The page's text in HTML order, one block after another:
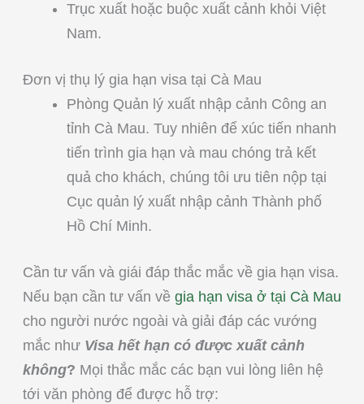
Trục xuất hoặc buộc xuất cảnh khỏi Việt
Nam.
Đơn vị thụ lý gia hạn visa tại Cà Mau
Phòng Quản lý xuất nhập cảnh Công an
tỉnh Cà Mau. Tuy nhiên để xúc tiến nhanh
tiến trình gia hạn và mau chóng trả kết
quả cho khách, chúng tôi ưu tiên nộp tại
Cục quản lý xuất nhập cảnh Thành phố
Hồ Chí Minh.
Cần tư vấn và giái đáp thắc mắc về gia hạn visa.
Nếu bạn cần tư vấn về gia hạn visa ở tại Cà Mau
cho người nước ngoài và giải đáp các vướng
mắc như Visa hết hạn có được xuất cảnh
không? Mọi thắc mắc các bạn vui lòng liên hệ
tới văn phòng để được hỗ trợ: